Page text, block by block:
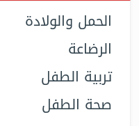
الحمل والولادة
الرضاعة
تربية الطفل
صحة الطفل